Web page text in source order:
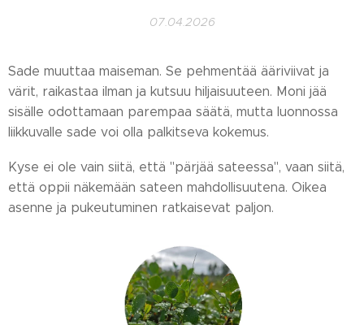
07.04.2026
Sade muuttaa maiseman. Se pehmentää ääriviivat ja
värit, raikastaa ilman ja kutsuu hiljaisuuteen. Moni jää
sisälle odottamaan parempaa säätä, mutta luonnossa
liikkuvalle sade voi olla palkitseva kokemus.
Kyse ei ole vain siitä, että "pärjää sateessa", vaan siitä,
että oppii näkemään sateen mahdollisuutena. Oikea
asenne ja pukeutuminen ratkaisevat paljon.